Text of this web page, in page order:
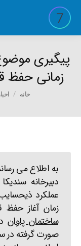
پیگیری
زمانی حفظ
You are here:
خانه اخبار
به اطلاع می
دبیرخانه
عملکرد
زمان آغاز
ساختمان پاوان
صورت گرفته در